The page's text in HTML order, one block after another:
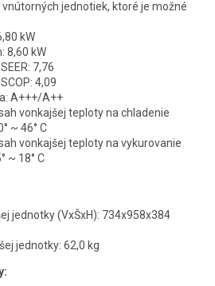
jednotiek, ktoré je možné
kW
8,60 kW
7,76
4,09
A+++/A++
vonkajšej teploty na chladenie
~ 46° C
vonkajšej teploty na vykurovanie
~ 18° C
jednotky (VxŠxH): 734x958x384
jednotky: 62,0 kg